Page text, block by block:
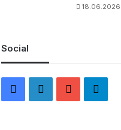
18.06.2026
Social